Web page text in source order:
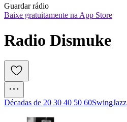
Guardar rádio
Baixe gratuitamente na App Store
Radio Dismuke
Décadas de 20 30 40 50 60SwingJazz